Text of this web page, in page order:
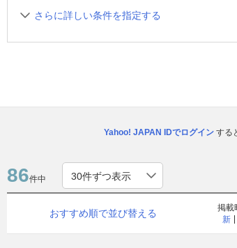
さらに詳しい条件を指定する
Yahoo! JAPAN IDでログインする
86件中
おすすめ順で並び替える
掲載
新